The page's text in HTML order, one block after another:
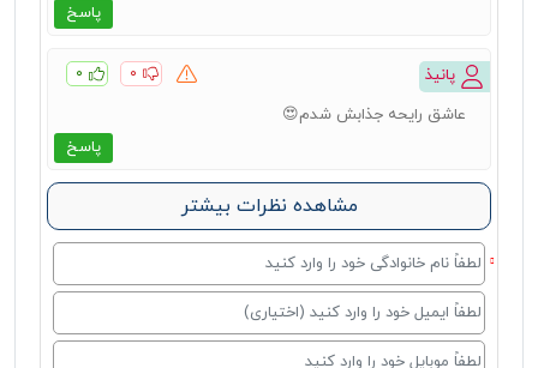
پاسخ
پانیذ ۰ ۰
پاسخ
عاشق رایحه جذابش شدم😍
مشاهده نظرات بیشتر